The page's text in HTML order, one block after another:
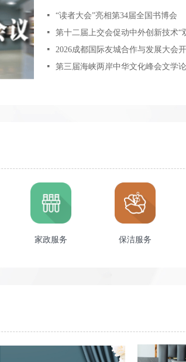
家政服务 保洁服务
넷
“读者大会”亮相第34届全国书博会
넷
넷
넷